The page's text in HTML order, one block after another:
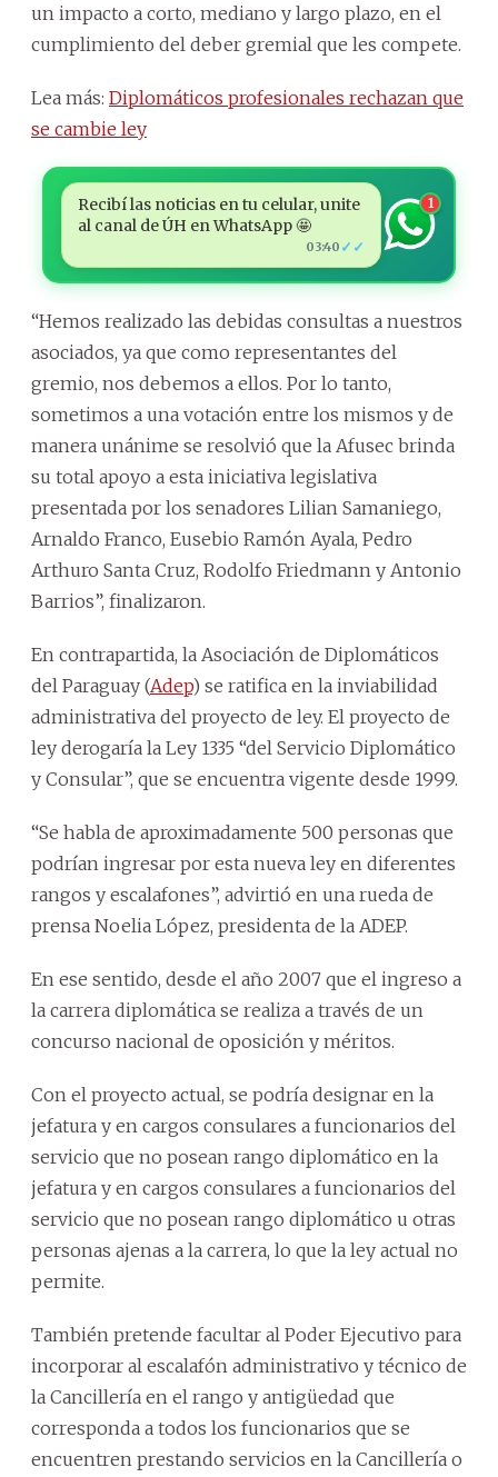
un impacto a corto, mediano y largo plazo, en el
cumplimiento del deber gremial que les compete.
Lea más: Diplomáticos profesionales rechazan que
se cambie ley
Recibí las noticias en tu celular, unite
al canal de ÚH en WhatsApp 🤩
03:40 ✓✓
1
“Hemos realizado las debidas consultas a nuestros
asociados, ya que como representantes del
gremio, nos debemos a ellos. Por lo tanto,
sometimos a una votación entre los mismos y de
manera unánime se resolvió que la Afusec brinda
su total apoyo a esta iniciativa legislativa
presentada por los senadores Lilian Samaniego,
Arnaldo Franco, Eusebio Ramón Ayala, Pedro
Arthuro Santa Cruz, Rodolfo Friedmann y Antonio
Barrios”, finalizaron.
En contrapartida, la Asociación de Diplomáticos
del Paraguay (Adep) se ratifica en la inviabilidad
administrativa del proyecto de ley. El proyecto de
ley derogaría la Ley 1335 “del Servicio Diplomático
y Consular”, que se encuentra vigente desde 1999.
“Se habla de aproximadamente 500 personas que
podrían ingresar por esta nueva ley en diferentes
rangos y escalafones”, advirtió en una rueda de
prensa Noelia López, presidenta de la ADEP.
En ese sentido, desde el año 2007 que el ingreso a
la carrera diplomática se realiza a través de un
concurso nacional de oposición y méritos.
Con el proyecto actual, se podría designar en la
jefatura y en cargos consulares a funcionarios del
servicio que no posean rango diplomático en la
jefatura y en cargos consulares a funcionarios del
servicio que no posean rango diplomático u otras
personas ajenas a la carrera, lo que la ley actual no
permite.
También pretende facultar al Poder Ejecutivo para
incorporar al escalafón administrativo y técnico de
la Cancillería en el rango y antigüedad que
corresponda a todos los funcionarios que se
encuentren prestando servicios en la Cancillería o